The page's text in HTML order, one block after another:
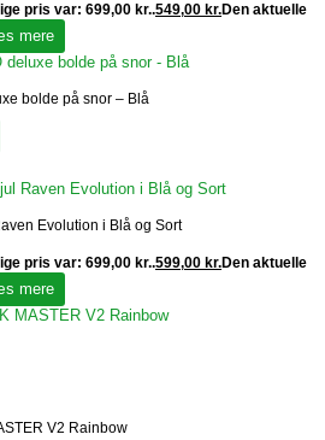
pris var: 699,00 kr..549,00 kr.Den aktuelle
mere
bolde på snor – Blå
Evolution i Blå og Sort
pris var: 699,00 kr..599,00 kr.Den aktuelle
mere
V2 Rainbow